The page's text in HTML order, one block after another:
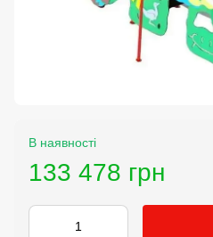
В наявності
133 478 грн